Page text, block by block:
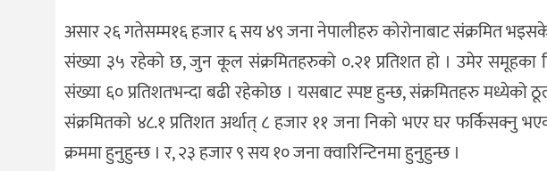
असार २६ गतेसम्म१६ हजार ६ सय ४९ जना नेपालीहरु कोरोनाबाट संक्रमित
संख्या ३५ रहेको छ, जुन कूल संक्रमितहरुको ०.२१ प्रतिशत हो । उमेर समूहका
संख्या ६० प्रतिशतभन्दा बढी रहेकोछ । यसबाट स्पष्ट हुन्छ, संक्रमितहरु
संक्रमितको ४८.१ प्रतिशत अर्थात् ८ हजार ११ जना निको भएर घर
क्रममा हुनुहुन्छ । र, २३ हजार ९ सय १० जना क्वारिन्टिनमा हुनुहुन्छ ।